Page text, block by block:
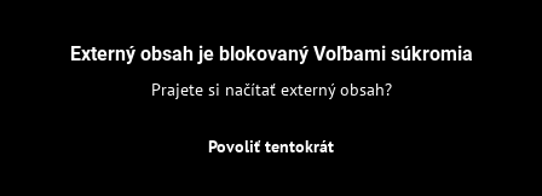
Externý obsah je blokovaný Voľbami súkromia
Prajete si načítať externý obsah?
Povoliť tentokrát